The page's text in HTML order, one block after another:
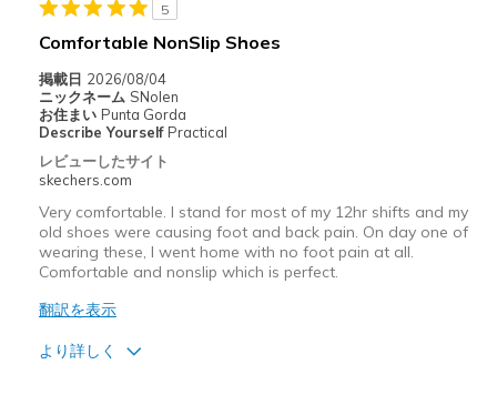
5
Comfortable NonSlip Shoes
掲載日 2026/08/04
ニックネーム SNolen
お住まい Punta Gorda
Describe Yourself Practical
レビューしたサイト
skechers.com
Very comfortable. I stand for most of my 12hr shifts and my
old shoes were causing foot and back pain. On day one of
wearing these, I went home with no foot pain at all.
Comfortable and nonslip which is perfect.
翻訳を表示
より詳しく